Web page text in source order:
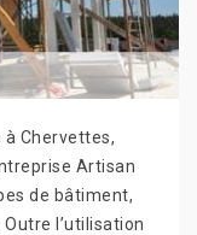
à Chervettes,
Artisan
de bâtiment,
l’utilisation